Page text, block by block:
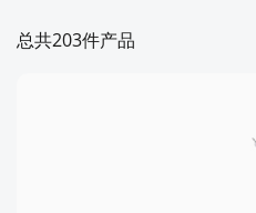
总共203件产品